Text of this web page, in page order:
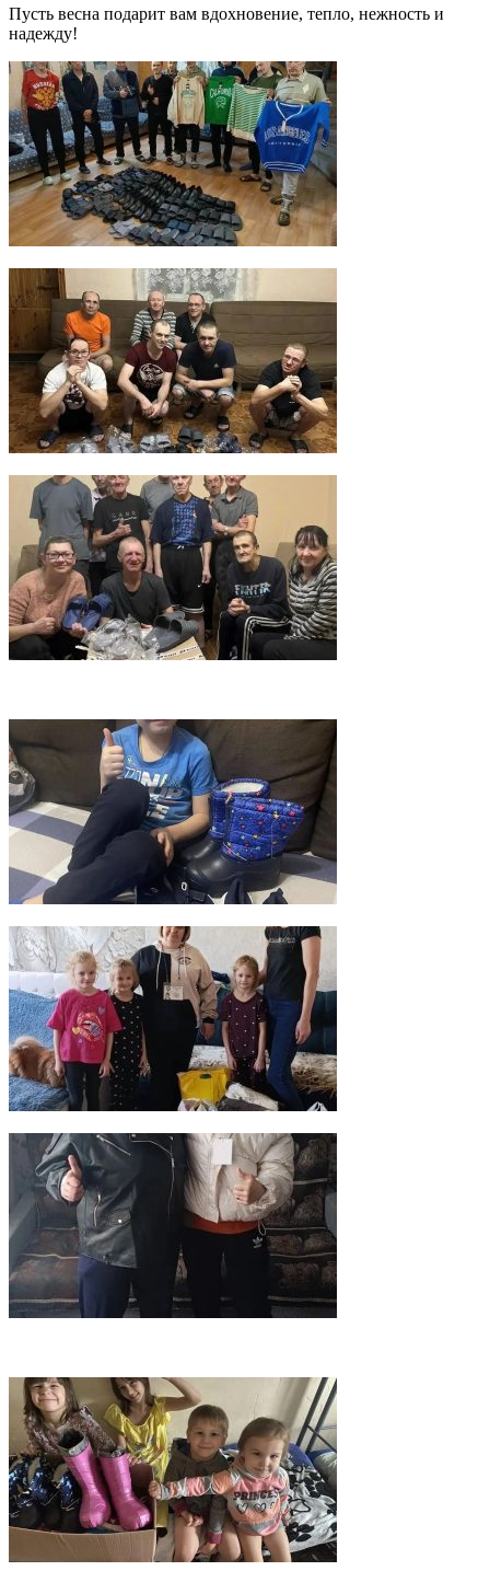
Пусть весна подарит вам вдохновение, тепло, нежность и
надежду!